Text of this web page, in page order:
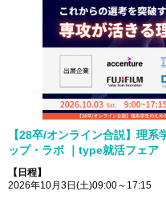
【28卒/オンライン合説】理
ップ・ラボ ｜type就活フェア
【日程】
2026年10月3日(土)09:00～17:15